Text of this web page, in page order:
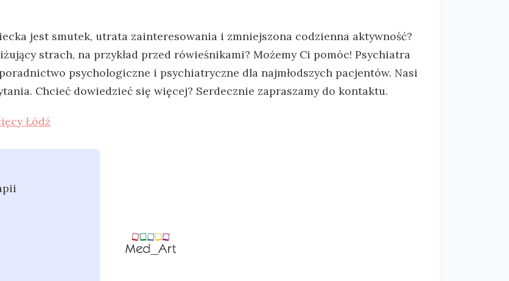
jest smutek, utrata zainteresowania i zmniejszona codzienna aktywność?
strach, na przykład przed rówieśnikami? Możemy Ci pomóc! Psychiatra
psychologiczne i psychiatryczne dla najmłodszych pacjentów. Nasi
Chcieć dowiedzieć się więcej? Serdecznie zapraszamy do kontaktu.
Łódź